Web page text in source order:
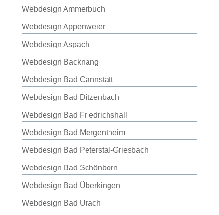
Webdesign Ammerbuch
Webdesign Appenweier
Webdesign Aspach
Webdesign Backnang
Webdesign Bad Cannstatt
Webdesign Bad Ditzenbach
Webdesign Bad Friedrichshall
Webdesign Bad Mergentheim
Webdesign Bad Peterstal-Griesbach
Webdesign Bad Schönborn
Webdesign Bad Überkingen
Webdesign Bad Urach